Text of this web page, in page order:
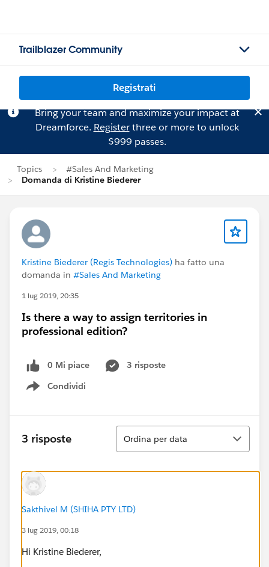
Trailblazer Community
Registrati
Bring your team and maximize your impact at
Dreamforce. Registerthree or more to unlock
$999 passes.
Topics
#Sales And Marketing
Domanda di Kristine Biederer
Kristine Biederer (Regis Technologies) ha fatto una
domanda in #Sales And Marketing
1 lug 2019, 20:35
Is there a way to assign territories in
professional edition?
0 Mi piace
3 risposte
Condividi
Show menu
3 risposte
Ordina
Ordina per data
Sakthivel M (SHIHA PTY LTD)
3 lug 2019, 00:18
Hi Kristine Biederer,